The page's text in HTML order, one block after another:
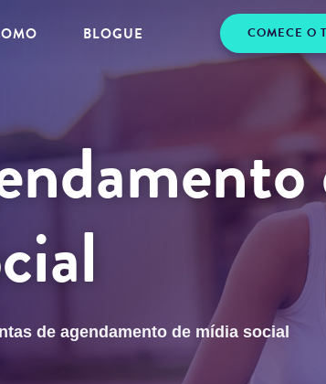
BLOGUE COMECE O
de agendamento de mídia social